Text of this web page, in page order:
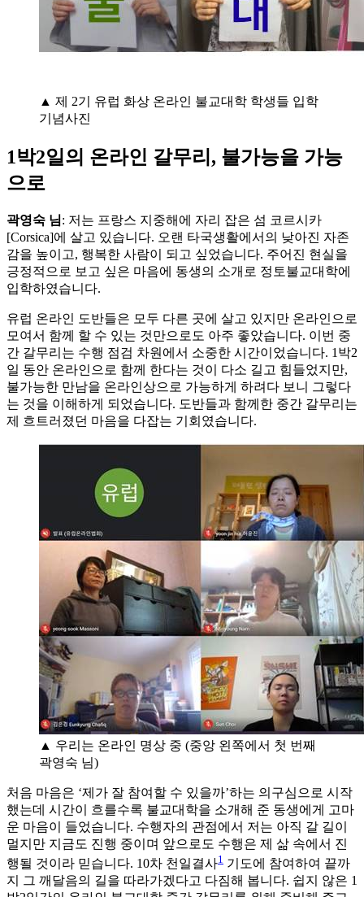
▲ 제 2기 유럽 화상 온라인 불교대학 학생들 입학
기념사진
1박2일의 온라인 갈무리, 불가능을 가능
으로
곽영숙 님: 저는 프랑스 지중해에 자리 잡은 섬 코르시카
[Corsica]에 살고 있습니다. 오랜 타국생활에서의 낮아진 자존
감을 높이고, 행복한 사람이 되고 싶었습니다. 주어진 현실을
긍정적으로 보고 싶은 마음에 동생의 소개로 정토불교대학에
입학하였습니다.
유럽 온라인 도반들은 모두 다른 곳에 살고 있지만 온라인으로
모여서 함께 할 수 있는 것만으로도 아주 좋았습니다. 이번 중
간 갈무리는 수행 점검 차원에서 소중한 시간이었습니다. 1박2
일 동안 온라인으로 함께 한다는 것이 다소 길고 힘들었지만,
불가능한 만남을 온라인상으로 가능하게 하려다 보니 그렇다
는 것을 이해하게 되었습니다. 도반들과 함께한 중간 갈무리는
제 흐트러졌던 마음을 다잡는 기회였습니다.
▲ 우리는 온라인 명상 중 (중앙 왼쪽에서 첫 번째
곽영숙 님)
처음 마음은 ‘제가 잘 참여할 수 있을까’하는 의구심으로 시작
했는데 시간이 흐를수록 불교대학을 소개해 준 동생에게 고마
운 마음이 들었습니다. 수행자의 관점에서 저는 아직 갈 길이
멀지만 지금도 진행 중이며 앞으로도 수행은 제 삶 속에서 진
행될 것이라 믿습니다. 10차 천일결사1 기도에 참여하여 끝까
지 그 깨달음의 길을 따라가겠다고 다짐해 봅니다. 쉽지 않은 1